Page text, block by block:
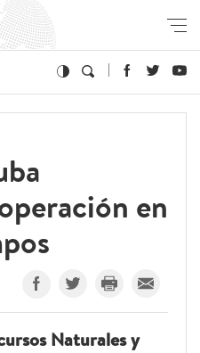
en
Naturales y